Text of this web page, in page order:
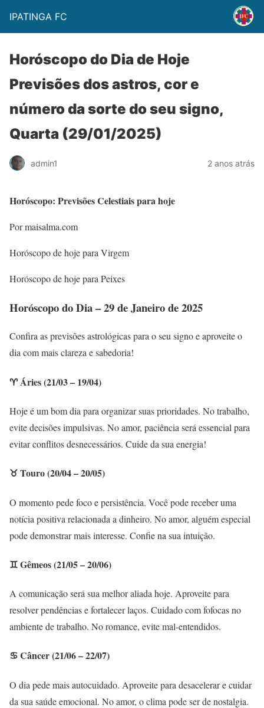
IPATINGA FC
Horóscopo do Dia de Hoje
Previsões dos astros, cor e
número da sorte do seu signo,
Quarta (29/01/2025)
admin1 2 anos atrás
Horóscopo: Previsões Celestiais para hoje
Por maisalma.com
Horóscopo de hoje para Virgem
Horóscopo de hoje para Peixes
Horóscopo do Dia – 29 de Janeiro de 2025
Confira as previsões astrológicas para o seu signo e aproveite o
dia com mais clareza e sabedoria!
♈ Áries (21/03 – 19/04)
Hoje é um bom dia para organizar suas prioridades. No trabalho,
evite decisões impulsivas. No amor, paciência será essencial para
evitar conflitos desnecessários. Cuide da sua energia!
♉ Touro (20/04 – 20/05)
O momento pede foco e persistência. Você pode receber uma
notícia positiva relacionada a dinheiro. No amor, alguém especial
pode demonstrar mais interesse. Confie na sua intuição.
♊ Gêmeos (21/05 – 20/06)
A comunicação será sua melhor aliada hoje. Aproveite para
resolver pendências e fortalecer laços. Cuidado com fofocas no
ambiente de trabalho. No romance, evite mal-entendidos.
♋ Câncer (21/06 – 22/07)
O dia pede mais autocuidado. Aproveite para desacelerar e cuidar
da sua saúde emocional. No amor, o clima pode ser de nostalgia.